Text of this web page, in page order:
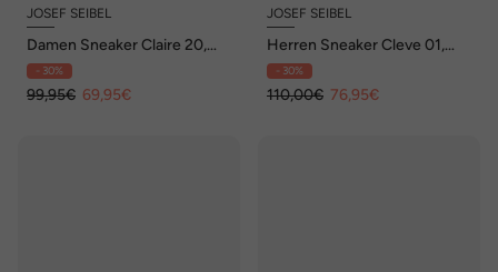
JOSEF SEIBEL
Damen Sneaker Claire 20,
schwarz
- 30%
99,95€ 69,95€
JOSEF SEIBEL
Herren Sneaker Cleve 01,
weiss
- 30%
110,00€ 76,95€